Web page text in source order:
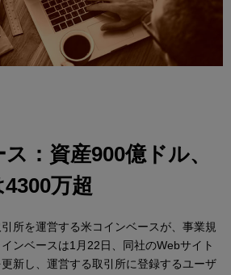
：資産900億ドル、
万超
所を運営する米コインベースが、事業規
ンベースは1月22日、同社のWebサイト
新し、運営する取引所に登録するユーザ